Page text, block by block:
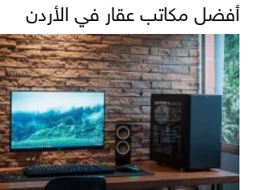
أفضل مكاتب عقار في الأردن